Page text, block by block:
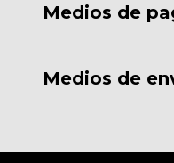
Medios de
Medios de